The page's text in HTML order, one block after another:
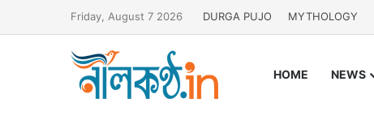
Friday, August 7 2026 DURGA PUJO MYTHOLOGY
HOME NEWS